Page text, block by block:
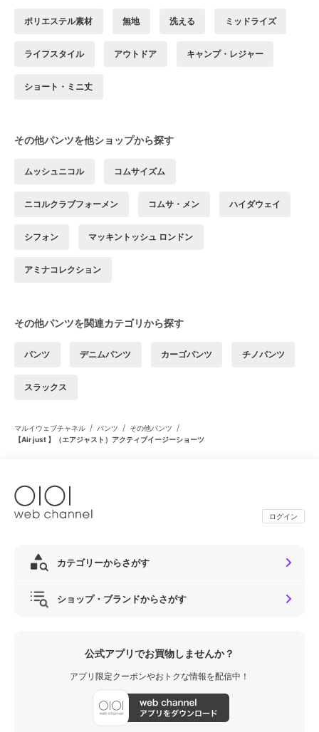
ポリエステル素材 無地 洗える ミッドライズ
ライフスタイル アウトドア キャンプ・レジャー
ショート・ミニ丈
その他パンツを他ショップから探す
ムッシュニコル コムサイズム
ニコルクラブフォーメン コムサ・メン ハイダウェイ
シフォン マッキントッシュ ロンドン
アミナコレクション
その他パンツを関連カテゴリから探す
パンツ デニムパンツ カーゴパンツ チノパンツ
スラックス
マルイウェブチャネル / パンツ / その他パンツ /
【Air just 】（エアジャスト）アクティブイージーショーツ
ログイン
カテゴリーからさがす
ショップ・ブランドからさがす
公式アプリでお買物しませんか？
アプリ限定クーポンやおトクな情報を配信中！